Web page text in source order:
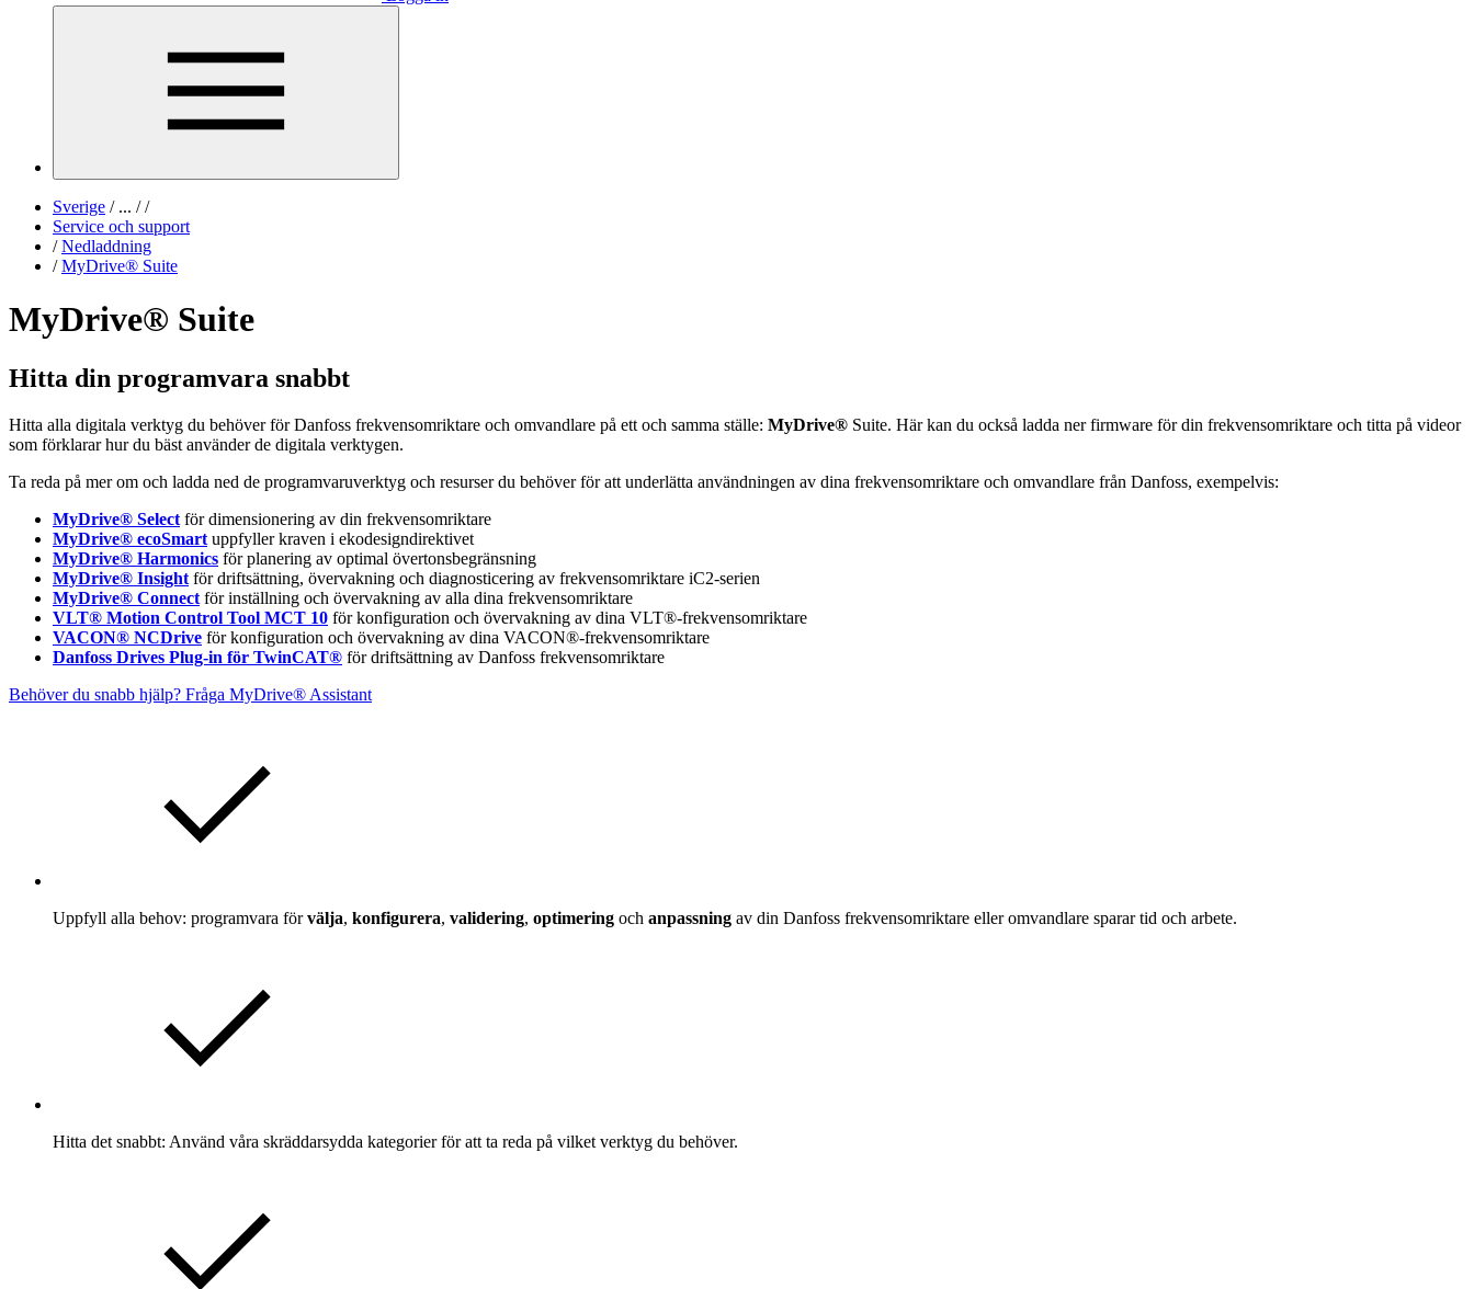
Sverige /... / /
Service och support
/ Nedladdning
/ MyDrive® Suite
MyDrive® Suite
Hitta din programvara snabbt
Hitta alla digitala verktyg du behöver för Danfoss frekvensomriktare och omvandlare på ett och samma ställe: MyDrive® Suite. Här kan du också ladda ner firmware för din frekvensomriktare och titta på videor
som förklarar hur du bäst använder de digitala verktygen.
Ta reda på mer om och ladda ned de programvaruverktyg och resurser du behöver för att underlätta användningen av dina frekvensomriktare och omvandlare från Danfoss, exempelvis:
MyDrive® Select för dimensionering av din frekvensomriktare
MyDrive® ecoSmart uppfyller kraven i ekodesigndirektivet
MyDrive® Harmonics för planering av optimal övertonsbegränsning
MyDrive® Insight för driftsättning, övervakning och diagnosticering av frekvensomriktare iC2-serien
MyDrive® Connect för inställning och övervakning av alla dina frekvensomriktare
VLT® Motion Control Tool MCT 10 för konfiguration och övervakning av dina VLT®-frekvensomriktare
VACON® NCDrive för konfiguration och övervakning av dina VACON®-frekvensomriktare
Danfoss Drives Plug-in för TwinCAT® för driftsättning av Danfoss frekvensomriktare
Behöver du snabb hjälp? Fråga MyDrive® Assistant
Uppfyll alla behov: programvara förvälja, konfigurera, validering, optimering och anpassning av din Danfoss frekvensomriktare eller omvandlare sparar tid och arbete.
Hitta det snabbt: Använd våra skräddarsydda kategorier för att ta reda på vilket verktyg du behöver.